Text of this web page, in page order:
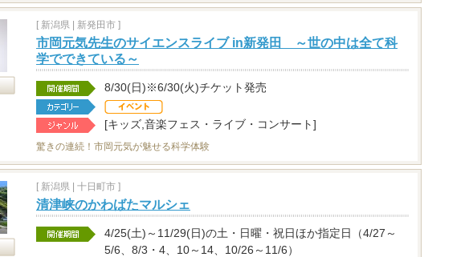
[ 新潟県 新発田市 ]
市岡元気先生のサイエンスライブ in新発田 ～世の中は全て科
学でできている～
8/30(日)※6/30(火)チケット発売
[キッズ,音楽フェス・ライブ・コンサート]
驚きの連続！市岡元気が魅せる科学体験
[ 新潟県 十日町市 ]
清津峡のかわばたマルシェ
4/25(土)～11/29(日)の土・日曜・祝日ほか指定日（4/27～
5/6、8/3・4、10～14、10/26～11/6）